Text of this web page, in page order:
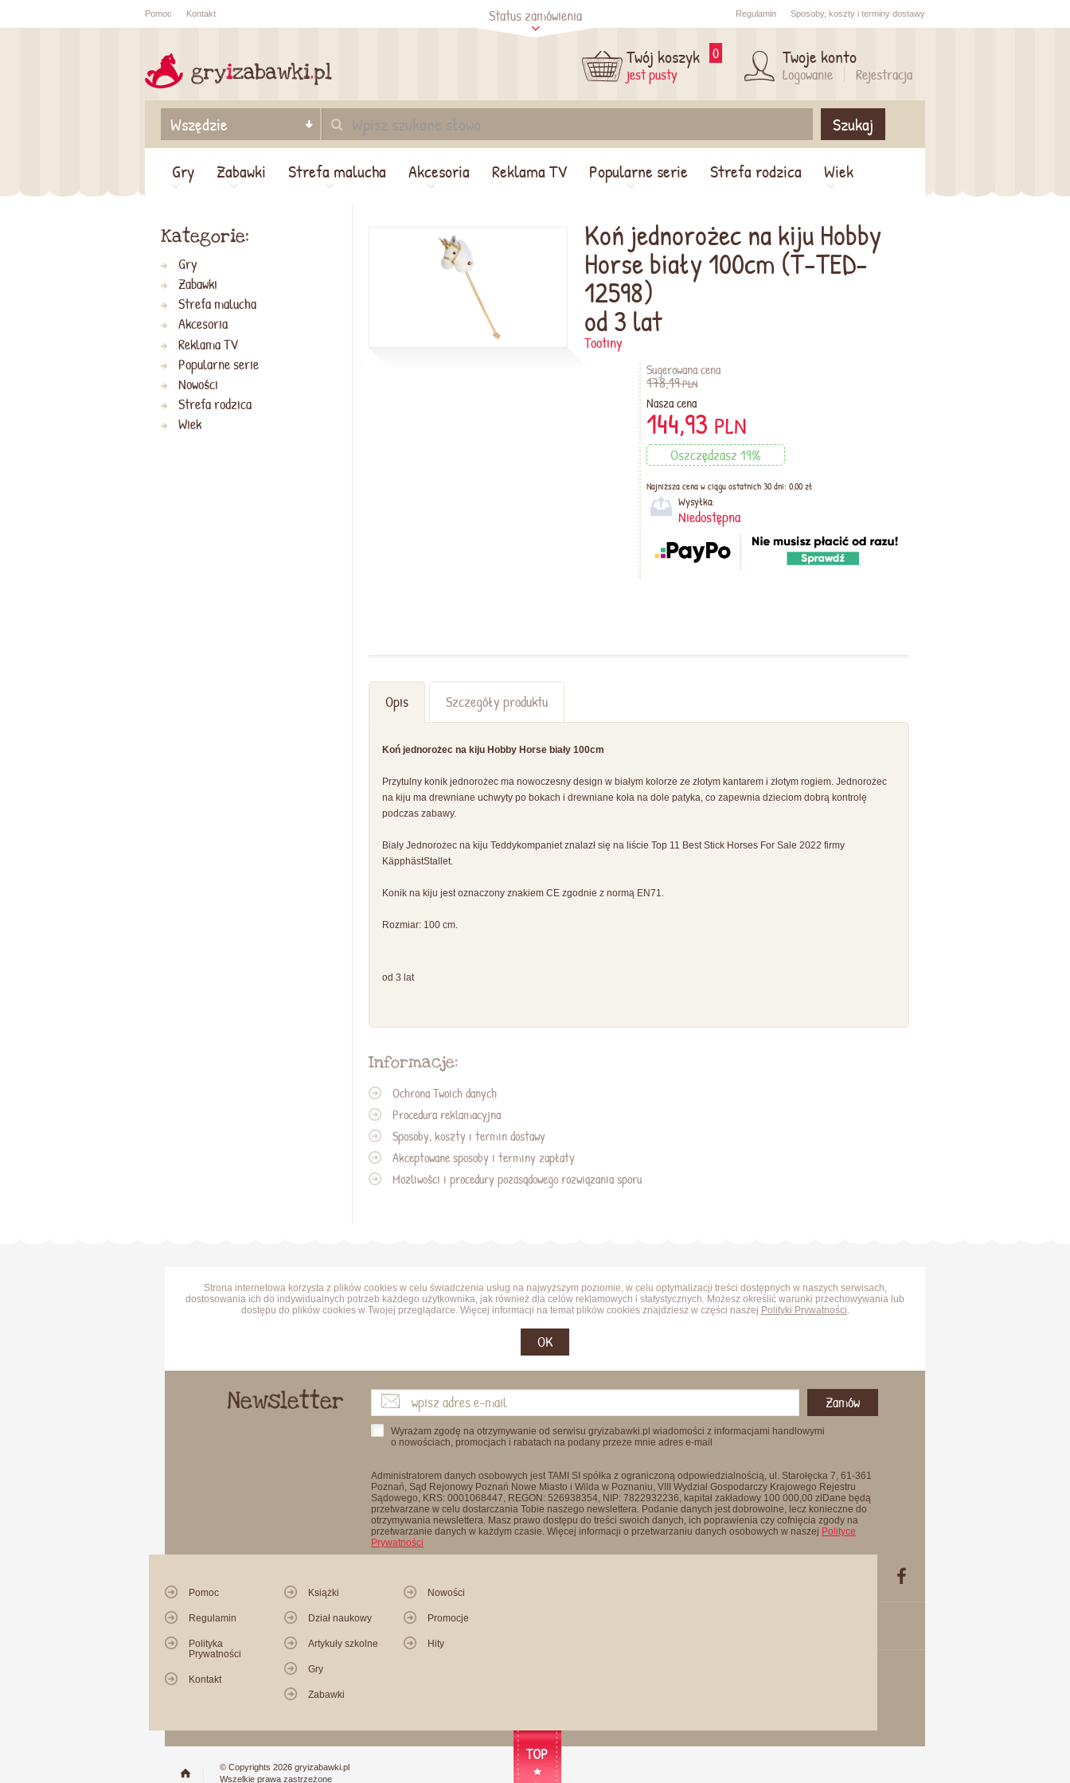
Sprawdź status Sprawdź
Pomoc Kontakt Status zamówienia Regulamin Sposoby, koszty i terminy dostawy
Twój koszyk
jest pusty
0 Twoje konto
Logowanie Rejestracja
Szukaj
Gry
Zabawki Strefa malucha Akcesoria Reklama TV Popularne serie Strefa rodzica Wiek
Koń jednorożec na kiju Hobby
Horse biały 100cm (T-TED-
12598)
od 3 lat
Tootiny
Sugerowana cena
178,19PLN
Nasza cena
144,93 PLN
Oszczędzasz 19%
Najniższa cena w ciągu ostatnich 30 dni: 0,00 zł
Wysyłka:
Niedostępna
Opis Szczegóły produktu
Koń jednorożec na kiju Hobby Horse biały 100cm
Przytulny konik jednorożec ma nowoczesny design w białym kolorze ze złotym kantarem i złotym rogiem. Jednorożec
na kiju ma drewniane uchwyty po bokach i drewniane koła na dole patyka, co zapewnia dzieciom dobrą kontrolę
podczas zabawy.
Biały Jednorożec na kiju Teddykompaniet znalazł się na liście Top 11 Best Stick Horses For Sale 2022 firmy
KäpphästStallet.
Konik na kiju jest oznaczony znakiem CE zgodnie z normą EN71.
Rozmiar: 100 cm.
od 3 lat
Informacje:
Ochrona Twoich danych
Procedura reklamacyjna
Sposoby, koszty i termin dostawy
Akceptowane sposoby i terminy zapłaty
Możliwości i procedury pozasądowego rozwiązania sporu
Kategorie:
Gry
Zabawki
Strefa malucha
Akcesoria
Reklama TV
Popularne serie
Nowości
Strefa rodzica
Wiek
Strona internetowa korzysta z plików cookies w celu świadczenia usług na najwyższym poziomie, w celu optymalizacji treści dostępnych w naszych serwisach,
dostosowania ich do indywidualnych potrzeb każdego użytkownika, jak również dla celów reklamowych i statystycznych. Możesz określić warunki przechowywania lub
dostępu do plików cookies w Twojej przeglądarce. Więcej informacji na temat plików cookies znajdziesz w części naszej Polityki Prywatności.
OK
Newsletter Zamów
Wyrażam zgodę na otrzymywanie od serwisu gryizabawki.pl wiadomości z informacjami handlowymi
o nowościach, promocjach i rabatach na podany przeze mnie adres e-mail
Administratorem danych osobowych jest TAMI SI spółka z ograniczoną odpowiedzialnością, ul. Starołęcka 7, 61-361
Poznań, Sąd Rejonowy Poznań Nowe Miasto i Wilda w Poznaniu, VIII Wydział Gospodarczy Krajowego Rejestru
Sądowego, KRS: 0001068447, REGON: 526938354, NIP: 7822932236, kapitał zakładowy 100 000,00 złDane będą
przetwarzane w celu dostarczania Tobie naszego newslettera. Podanie danych jest dobrowolne, lecz konieczne do
otrzymywania newslettera. Masz prawo dostępu do treści swoich danych, ich poprawienia czy cofnięcia zgody na
przetwarzanie danych w każdym czasie. Więcej informacji o przetwarzaniu danych osobowych w naszej Polityce
Prywatności
Pomoc
Regulamin
Polityka
Prywatności
Kontakt
Książki
Dział naukowy
Artykuły szkolne
Gry
Zabawki
Nowości
Promocje
Hity
© Copyrights 2026 gryizabawki.pl
Wszelkie prawa zastrzeżone